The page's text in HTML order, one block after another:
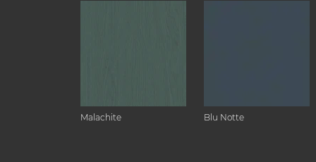
Malachite Blu Notte